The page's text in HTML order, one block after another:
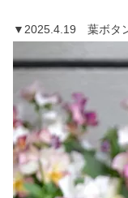
▼2025.4.19 葉ボ